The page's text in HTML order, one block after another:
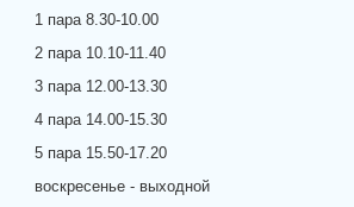
1 пара 8.30-10.00
2 пара 10.10-11.40
3 пара 12.00-13.30
4 пара 14.00-15.30
5 пара 15.50-17.20
воскресенье - выходной